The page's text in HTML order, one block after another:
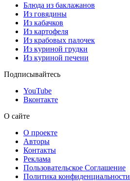
Блюда из баклажанов
Из говядины
Из кабачков
Из картофеля
Из крабовых палочек
Из куриной грудки
Из куриной печени
Подписывайтесь
YouTube
Вконтакте
О сайте
О проекте
Авторы
Контакты
Реклама
Пользовательское Соглашение
Политика конфиденциальности